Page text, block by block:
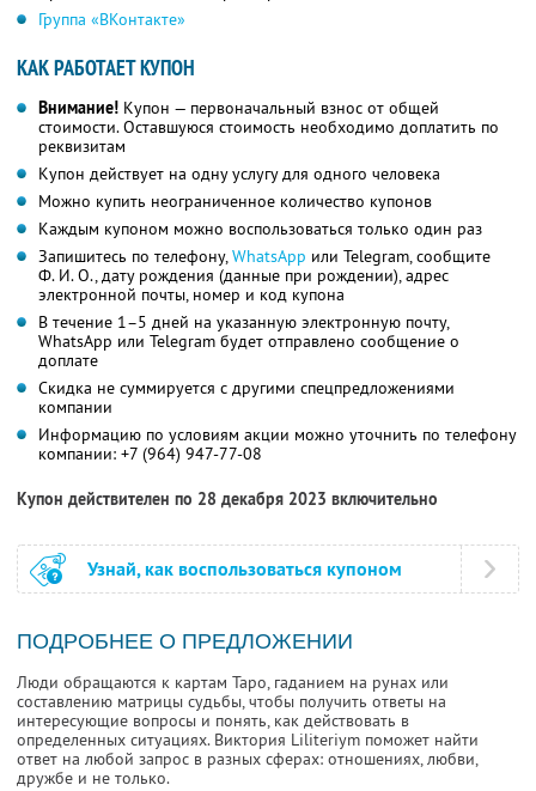
Группа «ВКонтакте»
КАК РАБОТАЕТ КУПОН
Внимание! Купон — первоначальный взнос от общей
стоимости. Оставшуюся стоимость необходимо доплатить по
реквизитам
Купон действует на одну услугу для одного человека
Можно купить неограниченное количество купонов
Каждым купоном можно воспользоваться только один раз
Запишитесь по телефону,WhatsApp или Telegram, сообщите
Ф. И. О.,дату рождения (данные при рождении), адрес
электронной почты, номер и код купона
В течение 1–5 дней на указанную электронную почту,
WhatsApp или Telegram будет отправлено сообщение о
доплате
Скидка не суммируется с другими спецпредложениями
компании
Информацию по условиям акции можно уточнить по телефону
компании: +7 (964) 947-77-08
Купон действителен по 28 декабря 2023 включительно
Узнай, как воспользоваться купоном
ПОДРОБНЕЕ О ПРЕДЛОЖЕНИИ
Люди обращаются к картам Таро, гаданием на рунах или
составлению матрицы судьбы, чтобы получить ответы на
интересующие вопросы и понять, как действовать в
определенных ситуациях. Виктория Liliteriym поможет найти
ответ на любой запрос в разных сферах: отношениях, любви,
дружбе и не только.